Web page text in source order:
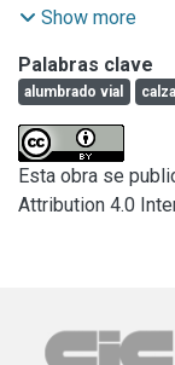
“selectividad”
frente a las
lámparas de
El trabajo se
espectral de
evaluadas
iluminación
represent the
light in the
Aires City
in a slight
lighting
pressure sodium
Additionally,
measurements
Show more
Palabras clave
alumbrado vial
Esta obra se
Attribution 4.0